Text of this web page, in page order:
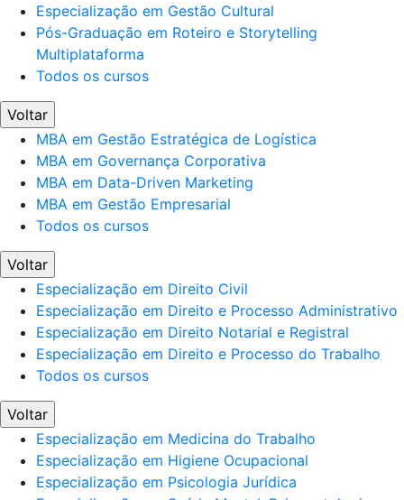
Especialização em Gestão Cultural
Pós-Graduação em Roteiro e Storytelling
Multiplataforma
Todos os cursos
Voltar
MBA em Gestão Estratégica de Logística
MBA em Governança Corporativa
MBA em Data-Driven Marketing
MBA em Gestão Empresarial
Todos os cursos
Voltar
Especialização em Direito Civil
Especialização em Direito e Processo Administrativo
Especialização em Direito Notarial e Registral
Especialização em Direito e Processo do Trabalho
Todos os cursos
Voltar
Especialização em Medicina do Trabalho
Especialização em Higiene Ocupacional
Especialização em Psicologia Jurídica